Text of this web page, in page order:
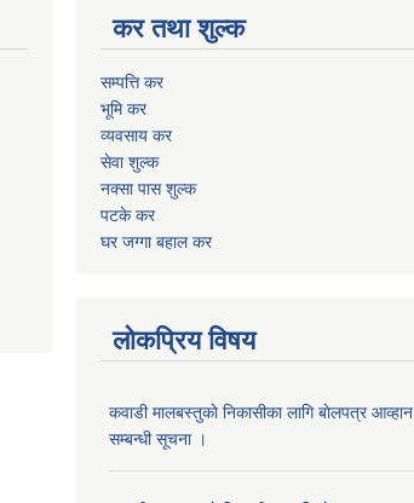
कर तथा शुल्क
सम्पत्ति कर
भूमि कर
व्यवसाय कर
सेवा शुल्क
नक्सा पास शुल्क
पटके कर
घर जग्गा बहाल कर
लोकप्रिय विषय
कवाडी मालबस्तुकाे निकासीका लागि बाेलपत्र आव्हान
सम्बन्धी सूचना ।